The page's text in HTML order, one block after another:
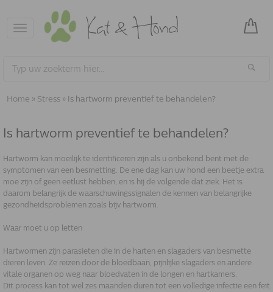
Toggle
navigation
Home » Stress » Is hartworm preventief te behandelen?
Is hartworm preventief te behandelen?
Hartworm kan moeilijk te identificeren zijn als u onbekend bent met de
symptomen van een besmetting. De ene dag kan uw hond een beetje extra
moe zijn of geen eetlust hebben, en is hij de volgende dat ziek. Het is
daarom belangrijk de waarschuwingssignalen de kennen van belangrijke
gezondheidsproblemen zoals bijv hartworm.
Waar moet u op letten
Hartwormen zijn parasieten die in de harten en slagaders van besmette
dieren leven. Ze reizen door de bloedbaan, pijnlijke slagaders en andere
vitale organen op weg naar bloedvaten in de longen en hartkamers.
Dit process kan tot wel zes maanden duren tot een volledige infectie een feit